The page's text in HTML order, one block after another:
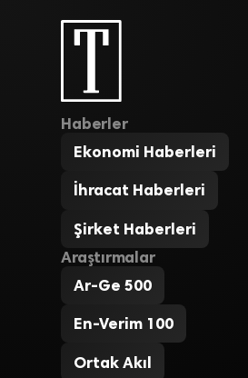
Haberler
Ekonomi Haberleri
İhracat Haberleri
Şirket Haberleri
Araştırmalar
Ar-Ge 500
En-Verim 100
Ortak Akıl